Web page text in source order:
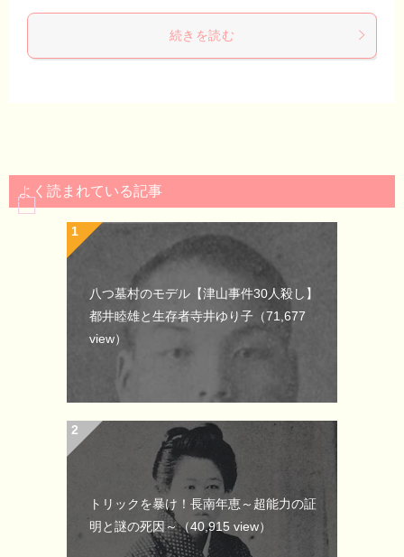
続きを読む
よく読まれている記事
八つ墓村のモデル【津山事件30人殺し】
都井睦雄と生存者寺井ゆり子 （71,677
view）
トリックを暴け！長南年恵～超能力の証
明と謎の死因～（40,915 view）